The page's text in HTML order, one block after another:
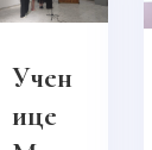
Учен
ице